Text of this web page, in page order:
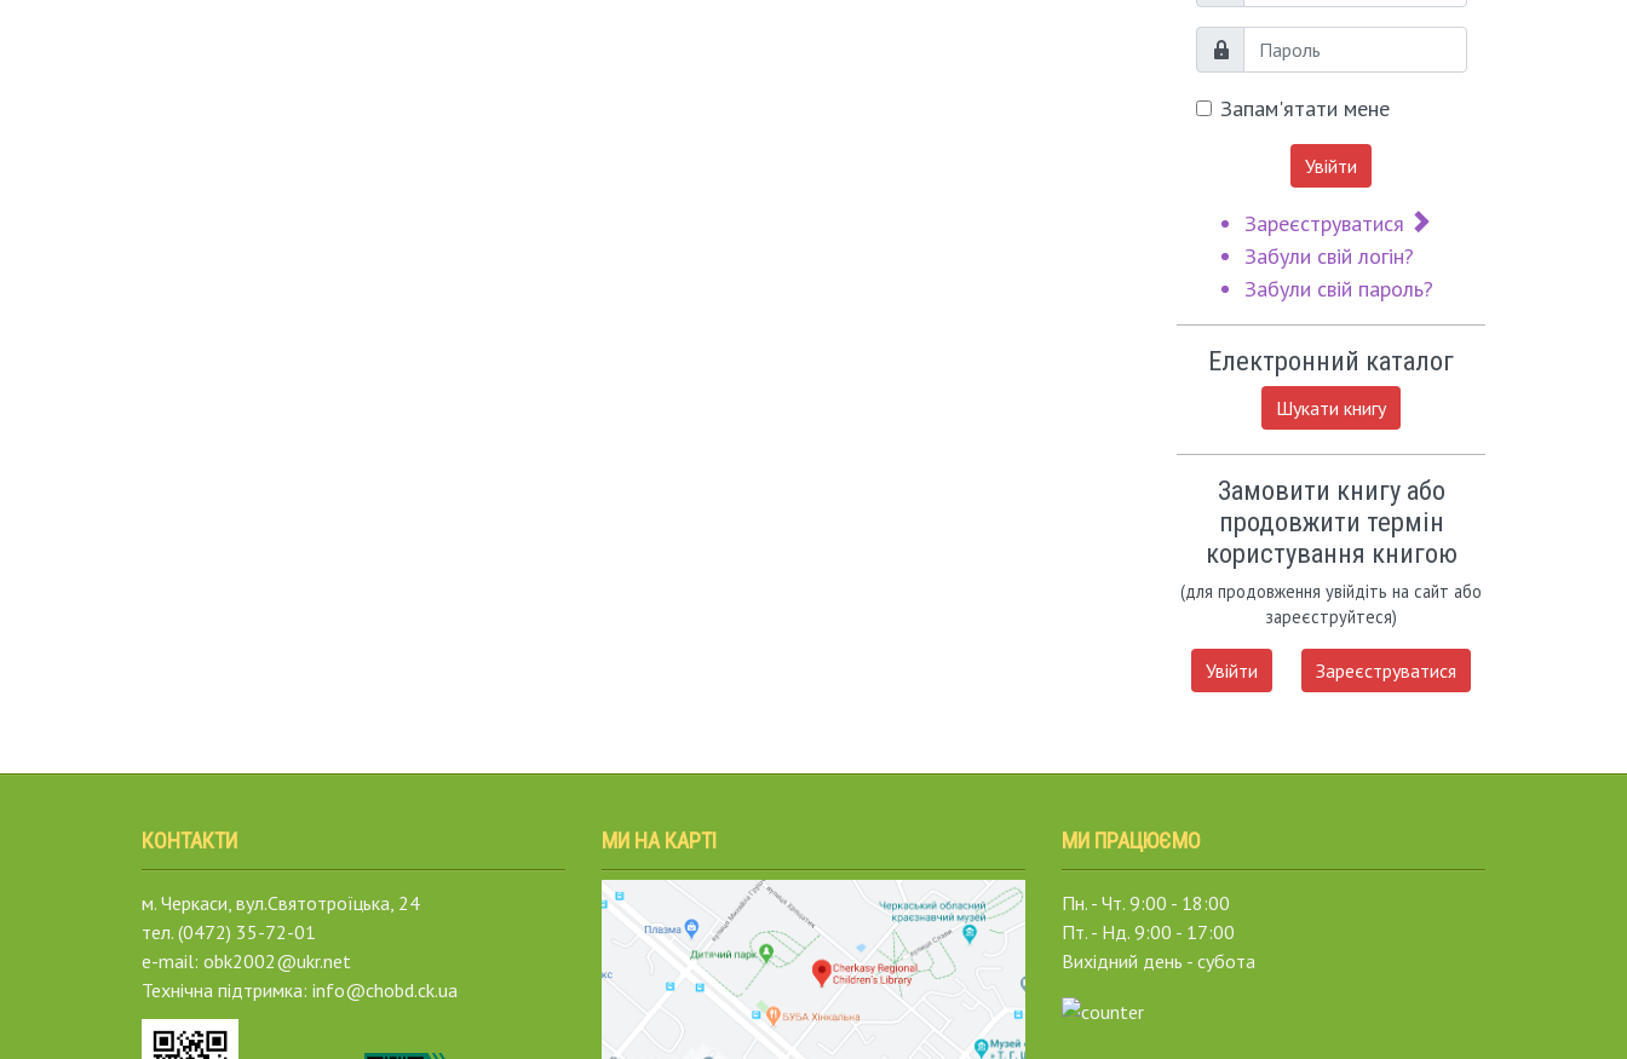
Пароль
Запам'ятати мене
Увійти
Зареєструватися
Забули свій логін?
Забули свій пароль?
Електронний каталог
Шукати книгу
Замовити книгу або
продовжити термін
користування книгою
(для продовження увійдіть на сайт або
зареєструйтеся)
Увійти Зареєструватися
КОНТАКТИ
м. Черкаси, вул.Святотроїцька, 24
тел. (0472) 35-72-01
e-mail: obk2002@ukr.net
Технічна підтримка: info@chobd.ck.ua
МИ НА КАРТІ МИ ПРАЦЮЄМО
Пн. - Чт. 9:00 - 18:00
Пт. - Нд. 9:00 - 17:00
Вихідний день - субота